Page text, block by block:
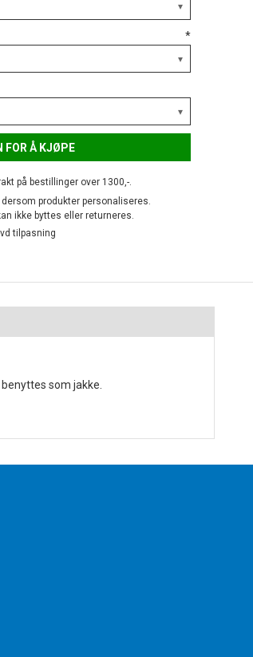
*
FOR Å KJØPE
på bestillinger over 1300,-.
produkter personaliseres.
ikke byttes eller returneres.
tilpasning
som jakke.